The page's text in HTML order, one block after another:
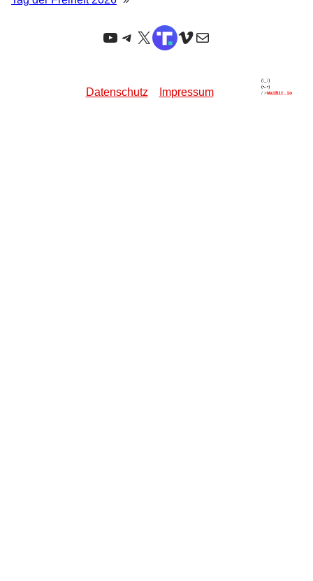
YouTube
Telegram
X TruthSocial
Vimeo
E-Mail
Datenschutz Impressum